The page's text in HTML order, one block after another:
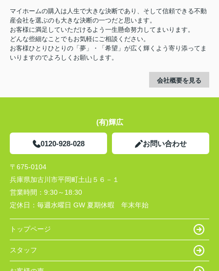
マイホームの購入は人生で大きな決断であり、そして信頼できる不動
産会社を選ぶのも大きな決断の一つだと思います。
お客様に満足していただけるよう一生懸命努力してまいります。
どんな些細なことでもお気軽にご相談ください。
お客様ひとりひとりの「夢」・「希望」が広く輝くよう寄り添ってま
いりますのでよろしくお願いします。
会社概要を見る
(有)輝広
0120-928-028 お問い合わせ
〒675-0104
兵庫県加古川市平岡町土山５６－１
営業時間： 9:30～18:30
定休日： 毎週水曜日 GW 夏期休暇 年末年始
トップページ
スタッフ